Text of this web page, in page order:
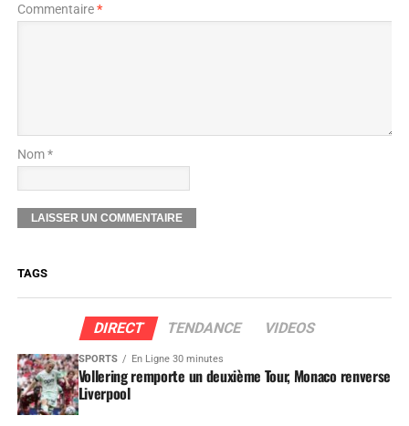
Commentaire*
Nom *
TAGS
DIRECT TENDANCE VIDEOS
SPORTS En Ligne 30 minutes
Vollering remporte un deuxième Tour, Monaco renverse
Liverpool